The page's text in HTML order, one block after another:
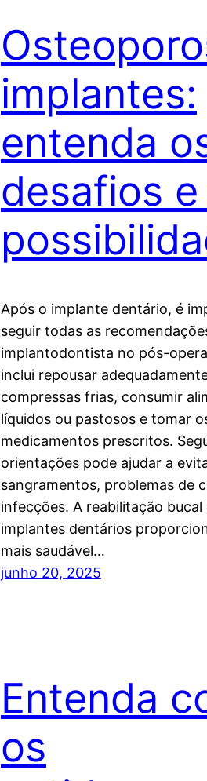
implantes:
entenda
desafios e
Após o implante dentário, é
seguir todas as
implantodontista no pós-
inclui repousar
compressas frias, consumir
líquidos ou pastosos e tomar
medicamentos prescritos.
orientações pode ajudar a
sangramentos, problemas de
infecções. A reabilitação bucal
implantes dentários
mais saudável…
junho 20, 2025
Entenda
os